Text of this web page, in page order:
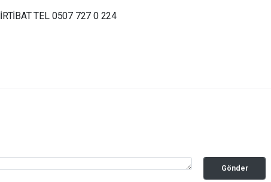
İRTİBAT TEL 0507 727 0 224
Gönder